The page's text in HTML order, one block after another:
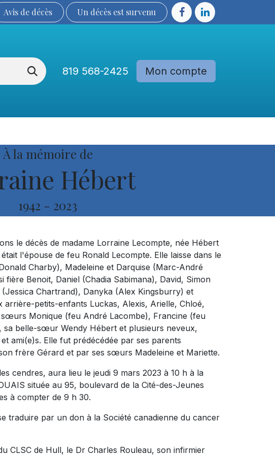
Avis de décès Un décès est sur​​​​​​​​ve​nu​​​​​​​​​​
819 568-2425 Mon compte
À la mémoire de
Hébert
1942 - 2023
le décès de madame Lorraine Lecompte, née Hébert
l'épouse de feu Ronald Lecompte. Elle laisse dans le
Charby), Madeleine et Darquise (Marc-André
fière Benoit, Daniel (Chadia Sabimana), David, Simon
Chartrand), Danyka (Alex Kingsburry) et
arrière-petits-enfants Luckas, Alexis, Arielle, Chloé,
sœurs Monique (feu André Lacombe), Francine (feu
sa belle-sœur Wendy Hébert et plusieurs neveux,
ami(e)s. Elle fut prédécédée par ses parents
frère Gérard et par ses sœurs Madeleine et Mariette.
cendres, aura lieu le jeudi 9 mars 2023 à 10 h à la
située au 95, boulevard de la Cité-des-Jeunes
à compter de 9 h 30.
traduire par un don à la Société canadienne du cancer
CLSC de Hull, le Dr Charles Rouleau, son infirmier